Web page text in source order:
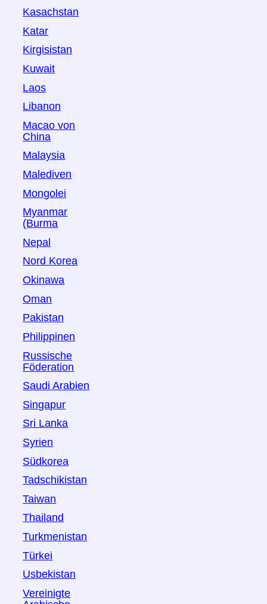
Kasachstan
Katar
Kirgisistan
Kuwait
Laos
Libanon
Macao von
China
Malaysia
Malediven
Mongolei
Myanmar
(Burma
Nepal
Nord Korea
Okinawa
Oman
Pakistan
Philippinen
Russische
Föderation
Saudi Arabien
Singapur
Sri Lanka
Syrien
Südkorea
Tadschikistan
Taiwan
Thailand
Turkmenistan
Türkei
Usbekistan
Vereinigte